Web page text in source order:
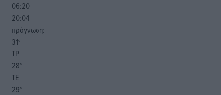
06:20
20:04
πρόγνωση:
31°
ΤΡ
28°
ΤΕ
29°